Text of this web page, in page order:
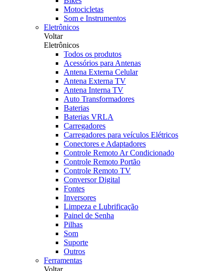
Motocicletas
Som e Instrumentos
Eletrônicos
Voltar
Eletrônicos
Todos os produtos
Acessórios para Antenas
Antena Externa Celular
Antena Externa TV
Antena Interna TV
Auto Transformadores
Baterias
Baterias VRLA
Carregadores
Carregadores para veículos Elétricos
Conectores e Adaptadores
Controle Remoto Ar Condicionado
Controle Remoto Portão
Controle Remoto TV
Conversor Digital
Fontes
Inversores
Limpeza e Lubrificação
Painel de Senha
Pilhas
Som
Suporte
Outros
Ferramentas
Voltar